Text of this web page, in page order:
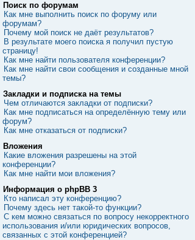
Поиск по форумам
Как мне выполнить поиск по форуму или
форумам?
Почему мой поиск не даёт результатов?
В результате моего поиска я получил пустую
страницу!
Как мне найти пользователя конференции?
Как мне найти свои сообщения и созданные мной
темы?
Закладки и подписка на темы
Чем отличаются закладки от подписки?
Как мне подписаться на определённую тему или
форум?
Как мне отказаться от подписки?
Вложения
Какие вложения разрешены на этой
конференции?
Как мне найти мои вложения?
Информация о phpBB 3
Кто написал эту конференцию?
Почему здесь нет такой-то функции?
С кем можно связаться по вопросу некорректного
использования и/или юридических вопросов,
связанных с этой конференцией?